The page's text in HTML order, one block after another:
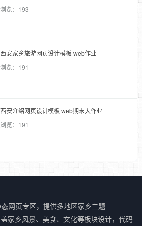
浏览：193
西安家乡旅游网页设计模板 web作业
浏览：191
西安介绍网页设计模板 web期末大作业
浏览：191
网页专区，提供多地区家乡主题
家乡风景、美食、文化等板块设计，代码